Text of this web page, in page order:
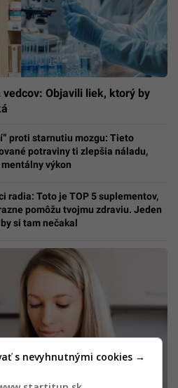
Objavili liek, ktorý by
proti starnutiu mozgu: Tieto
potraviny ti zlepšia náladu,
výkon
radia: Toto je TOP 5 suplementov,
pomôžu tvojmu zdraviu. Jeden
si tam nečakal
s nevyhnutnými cookies →